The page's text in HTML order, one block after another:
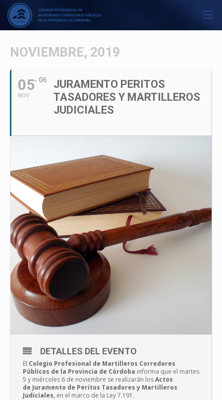
NOVIEMBRE, 2019
05
NOV
06
JURAMENTO PERITOS
TASADORES Y MARTILLEROS
JUDICIALES
DETALLES DEL EVENTO
El Colegio Profesional de Martilleros Corredores
Públicos de la Provincia de Córdoba informa que el martes
5 y miércoles 6 de noviembre se realizarán losActos
de Juramento de Peritos Tasadores y Martilleros
Judiciales, en el marco de la Ley 7.191.